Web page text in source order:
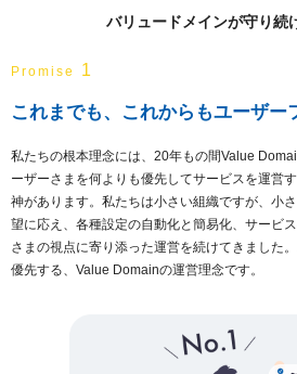
バリュードメインが守り続
Promise 1
これまでも、これからもユーザー
私たちの根本理念には、20年もの間Value
ーザーさまを何よりも優先してサービスを運営
神があります。私たちは小さい組織ですが、小
望に応え、各種設定の自動化と簡易化、サービ
さまの視点に寄り添った運営を続けてきました
優先する、Value Domainの運営理念です。